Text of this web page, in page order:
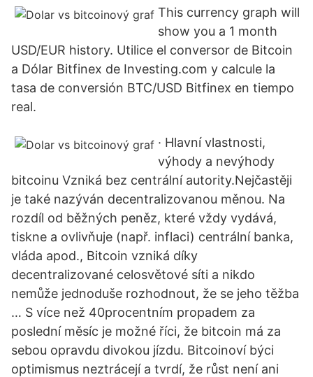
This currency graph will
show you a 1 month
USD/EUR history. Utilice el conversor de Bitcoin
a Dólar Bitfinex de Investing.com y calcule la
tasa de conversión BTC/USD Bitfinex en tiempo
real.
· Hlavní vlastnosti,
výhody a nevýhody
bitcoinu Vzniká bez centrální autority.Nejčastěji
je také nazýván decentralizovanou měnou. Na
rozdíl od běžných peněz, které vždy vydává,
tiskne a ovlivňuje (např. inflaci) centrální banka,
vláda apod., Bitcoin vzniká díky
decentralizované celosvětové síti a nikdo
nemůže jednoduše rozhodnout, že se jeho těžba
… S více než 40procentním propadem za
poslední měsíc je možné říci, že bitcoin má za
sebou opravdu divokou jízdu. Bitcoinoví býci
optimismus neztrácejí a tvrdí, že růst není ani